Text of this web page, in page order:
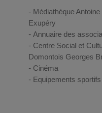
Médiathèque Antoine
Exupéry
Annuaire des
Centre Social et
Domontois Georges
Cinéma
Equipements sportifs